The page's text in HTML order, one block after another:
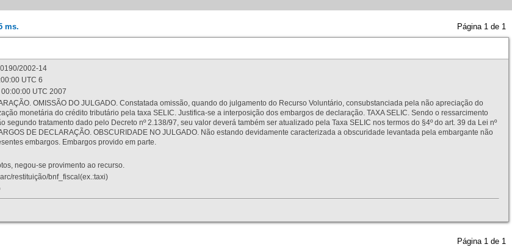
ms. Página 1 de 1
2002-14
UTC 6
UTC 2007
OMISSÃO DO JULGADO. Constatada omissão, quando do julgamento do Recurso Voluntário, consubstanciada pela não apreciação do
monetária do crédito tributário pela taxa SELIC. Justifica-se a interposição dos embargos de declaração. TAXA SELIC. Sendo o ressarcimento
segundo tratamento dado pelo Decreto nº 2.138/97, seu valor deverá também ser atualizado pela Taxa SELIC nos termos do §4º do art. 39 da Lei nº
DE DECLARAÇÃO. OBSCURIDADE NO JULGADO. Não estando devidamente caracterizada a obscuridade levantada pela embargante não
embargos. Embargos provido em parte.
negou-se provimento ao recurso.
restituição/bnf_fiscal(ex.:taxi)
Página 1 de 1